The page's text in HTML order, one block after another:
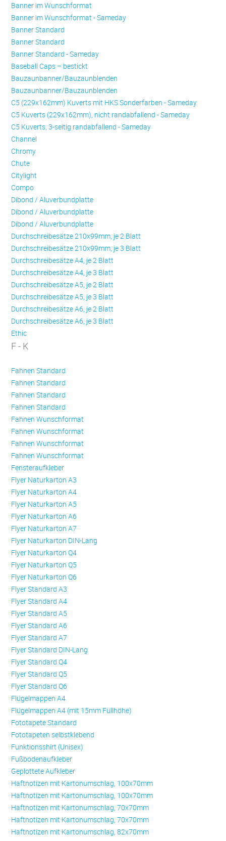
Banner im Wunschformat
Banner im Wunschformat - Sameday
Banner Standard
Banner Standard
Banner Standard - Sameday
Baseball Caps – bestickt
Bauzaunbanner/Bauzaunblenden
Bauzaunbanner/Bauzaunblenden
C5 (229x162mm) Kuverts mit HKS Sonderfarben - Sameday
C5 Kuverts (229x162mm), nicht randabfallend - Sameday
C5 Kuverts, 3-seitig randabfallend - Sameday
Channel
Chromy
Chute
Citylight
Compo
Dibond / Aluverbundplatte
Dibond / Aluverbundplatte
Dibond / Aluverbundplatte
Durchschreibesätze 210x99mm, je 2 Blatt
Durchschreibesätze 210x99mm, je 3 Blatt
Durchschreibesätze A4, je 2 Blatt
Durchschreibesätze A4, je 3 Blatt
Durchschreibesätze A5, je 2 Blatt
Durchschreibesätze A5, je 3 Blatt
Durchschreibesätze A6, je 2 Blatt
Durchschreibesätze A6, je 3 Blatt
Ethic
F - K
Fahnen Standard
Fahnen Standard
Fahnen Standard
Fahnen Standard
Fahnen Wunschformat
Fahnen Wunschformat
Fahnen Wunschformat
Fahnen Wunschformat
Fensteraufkleber
Flyer Naturkarton A3
Flyer Naturkarton A4
Flyer Naturkarton A5
Flyer Naturkarton A6
Flyer Naturkarton A7
Flyer Naturkarton DIN-Lang
Flyer Naturkarton Q4
Flyer Naturkarton Q5
Flyer Naturkarton Q6
Flyer Standard A3
Flyer Standard A4
Flyer Standard A5
Flyer Standard A6
Flyer Standard A7
Flyer Standard DIN-Lang
Flyer Standard Q4
Flyer Standard Q5
Flyer Standard Q6
Flügelmappen A4
Flügelmappen A4 (mit 15mm Füllhöhe)
Fototapete Standard
Fototapeten selbstklebend
Funktionsshirt (Unisex)
Fußbodenaufkleber
Geplottete Aufkleber
Haftnotizen mit Kartonumschlag, 100x70mm
Haftnotizen mit Kartonumschlag, 100x70mm
Haftnotizen mit Kartonumschlag, 70x70mm
Haftnotizen mit Kartonumschlag, 70x70mm
Haftnotizen mit Kartonumschlag, 82x70mm